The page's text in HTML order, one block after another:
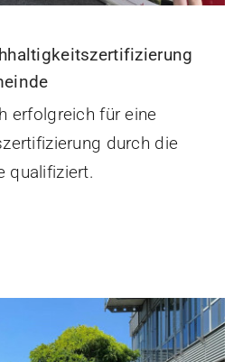
erfolgreich für eine
durch die
qualifiziert.